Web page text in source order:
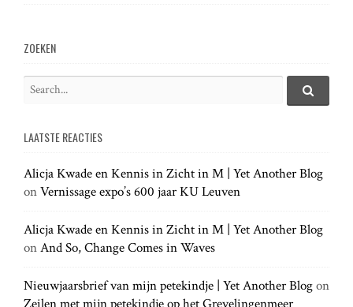
ZOEKEN
r
h
f
r
:
S
h
LAATSTE REACTIES
Alicja Kwade en Kennis in Zicht in M | Yet Another Blog
onVernissage expo’s 600 jaar KU Leuven
Alicja Kwade en Kennis in Zicht in M | Yet Another Blog
onAnd So, Change Comes in Waves
Nieuwjaarsbrief van mijn petekindje | Yet Another Blogon